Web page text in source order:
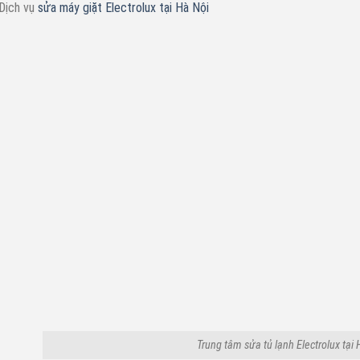
vụsửa máy giặt Electrolux tại Hà Nội
Trung tâm sửa tủ lạnh Electrolux tại